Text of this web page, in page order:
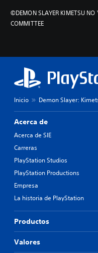
©DEMON SLAYER KIMETSU NO
COMMITTEE
Inicio Demon Slayer:
Acerca de
Acerca de SIE
Carreras
PlayStation Studios
PlayStation Productions
Empresa
La historia de PlayStation
Productos
Valores